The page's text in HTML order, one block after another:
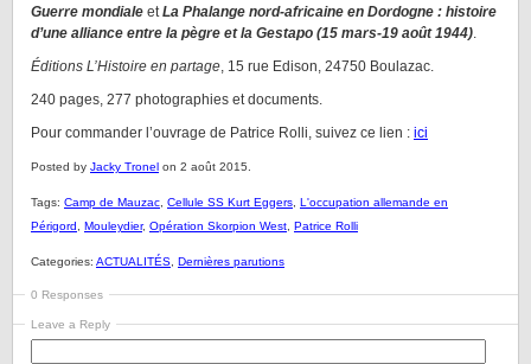
Guerre mondiale etLa Phalange nord-africaine en Dordogne : histoire
d’une alliance entre la pègre et la Gestapo (15 mars-19 août 1944).
Éditions L’Histoire en partage, 15 rue Edison, 24750 Boulazac.
240 pages, 277 photographies et documents.
Pour commander l’ouvrage de Patrice Rolli, suivez ce lien : ici
Posted by Jacky Tronel on 2 août 2015.
Tags: Camp de Mauzac Cellule SS Kurt Eggers L'occupation allemande en
Périgord
Mouleydier, Opération Skorpion West Patrice Rolli
Categories: ACTUALITÉS Dernières parutions
0 Responses
Leave a Reply